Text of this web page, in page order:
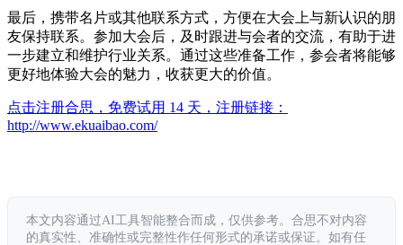
最后，携带名片或其他联系方式，方便在大会上与新认识的朋
友保持联系。参加大会后，及时跟进与会者的交流，有助于进
一步建立和维护行业关系。通过这些准备工作，参会者将能够
更好地体验大会的魅力，收获更大的价值。
点击注册合思，免费试用 14 天，注册链接：
http://www.ekuaibao.com/
本文内容通过AI工具智能整合而成，仅供参考。合思不对内容
的真实性、准确性或完整性作任何形式的承诺或保证。如有任